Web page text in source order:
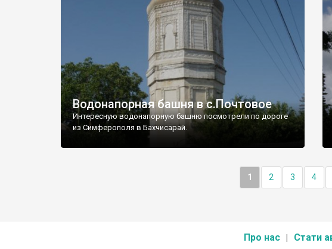
Водонапорная башня в с.Почтовое
Интересную водонапорную башню посмотрели по дороге
из Симферополя в Бахчисарай.
1 2 3 4
Про нас Стати